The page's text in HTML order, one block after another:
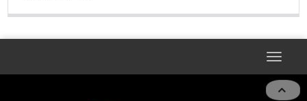
Toggle